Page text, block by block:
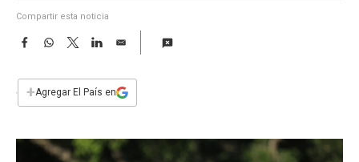
Compartir esta noticia
F
e
b
W
s
p
T
w
t
L
n
E
i
l
+Agregar El País en